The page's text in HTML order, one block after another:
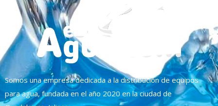
Somos una empresa dedicada a la distribución de equipos
para agua, fundada en el año 2020 en la ciudad de